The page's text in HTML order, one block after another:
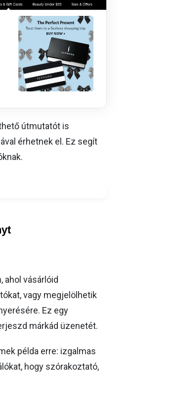
útmutatót is
érhetnek el. Ez segít
ahol vásárlóid
vagy megjelölhetik
Ez egy
márkád üzenetét.
példa erre: izgalmas
hogy szórakoztató,